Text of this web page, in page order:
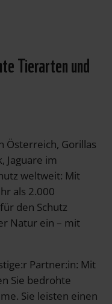
Tierarten und
Österreich, Gorillas
Jaguare im
weltweit: Mit
als 2.000
den Schutz
Natur ein – mit
Partner:in: Mit
Sie bedrohte
Sie leisten einen